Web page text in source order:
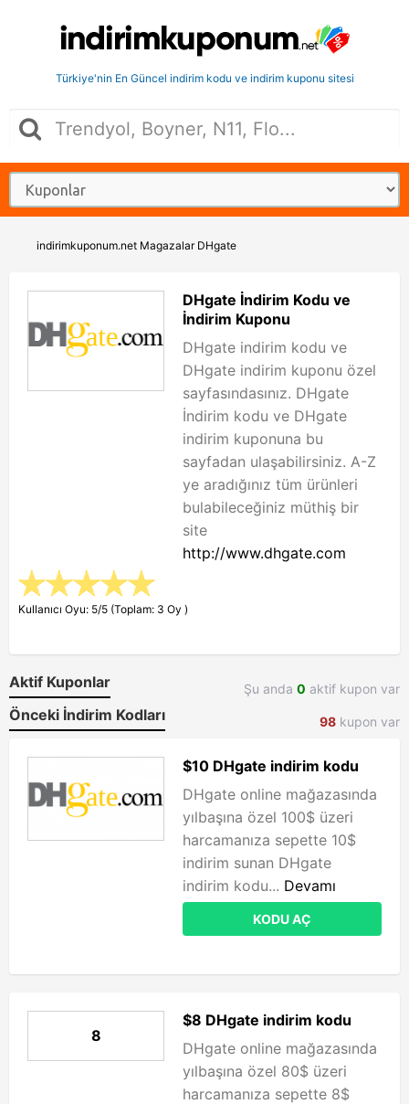
Türkiye'nin En Güncel indirim kodu ve indirim kuponu sitesi
indirimkuponum.net Magazalar DHgate
DHgate İndirim Kodu ve
İndirim Kuponu
DHgate indirim kodu ve
DHgate indirim kuponu özel
sayfasındasınız. DHgate
İndirim kodu ve DHgate
indirim kuponuna bu
sayfadan ulaşabilirsiniz. A-Z
ye aradığınız tüm ürünleri
bulabileceğiniz müthiş bir
site
http://www.dhgate.com
Kullanıcı Oyu: 5/5 (Toplam: 3 Oy )
Aktif Kuponlar Şu anda 0 aktif kupon var
Önceki İndirim Kodları 98 kupon var
$10 DHgate indirim kodu
DHgate online mağazasında
yılbaşına özel 100$ üzeri
harcamanıza sepette 10$
indirim sunan DHgate
indirim kodu... Devamı
KODU AÇ
8
$8 DHgate indirim kodu
DHgate online mağazasında
yılbaşına özel 80$ üzeri
harcamanıza sepette 8$